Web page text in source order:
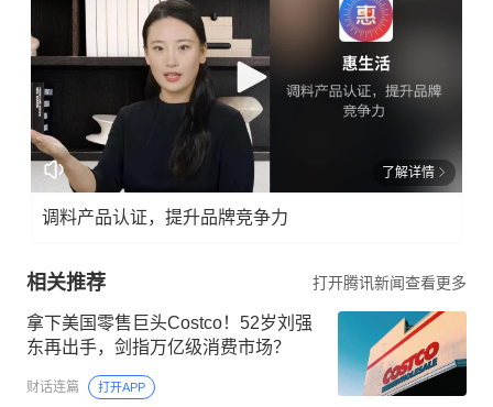
了解详情
调料产品认证，提升品牌竞争力
相关推荐 打开腾讯新闻查看更多
拿下美国零售巨头Costco！52岁刘强
东再出手，剑指万亿级消费市场？
财话连篇 打开APP